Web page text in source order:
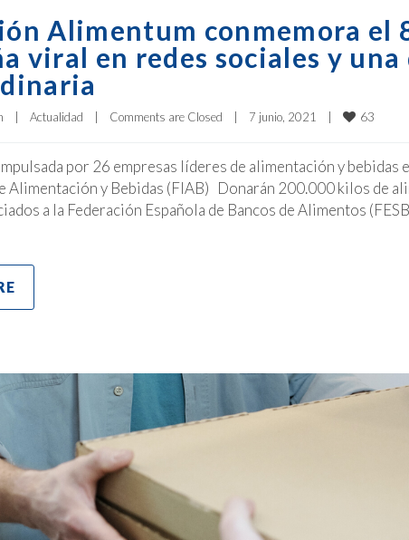
Alimentum conmemora el
viral en redes sociales y
Actualidad Comments are Closed 7 junio, 2021 63
por 26 empresas líderes de alimentación y bebidas
Alimentación y Bebidas (FIAB) Donarán 200.000 kilos de
a la Federación Española de Bancos de Alimentos